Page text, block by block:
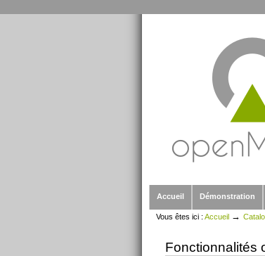
Accueil
Démonstration
Vous êtes ici : Accueil →
Fonctionnalités